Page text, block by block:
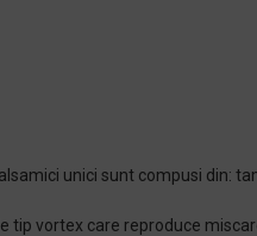
unici sunt compusi din:
vortex care reproduce